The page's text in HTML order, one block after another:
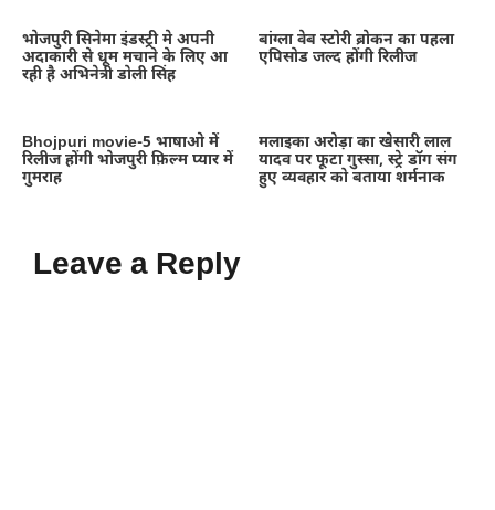
भोजपुरी सिनेमा इंडस्ट्री मे अपनी
अदाकारी से धूम मचाने के लिए आ
रही है अभिनेत्री डोली सिंह
बांग्ला वेब स्टोरी ब्रोकन का पहला
एपिसोड जल्द होंगी रिलीज
Bhojpuri movie-5 भाषाओ में
रिलीज होंगी भोजपुरी फ़िल्म प्यार में
गुमराह
मलाइका अरोड़ा का खेसारी लाल
यादव पर फूटा गुस्सा, स्ट्रे डॉग संग
हुए व्यवहार को बताया शर्मनाक
Leave a Reply